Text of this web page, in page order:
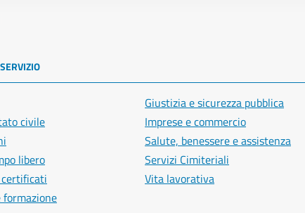
civile
libero
formazione
Giustizia e sicurezza pubblica
Imprese e commercio
Salute, benessere e assistenza
Servizi Cimiteriali
Vita lavorativa